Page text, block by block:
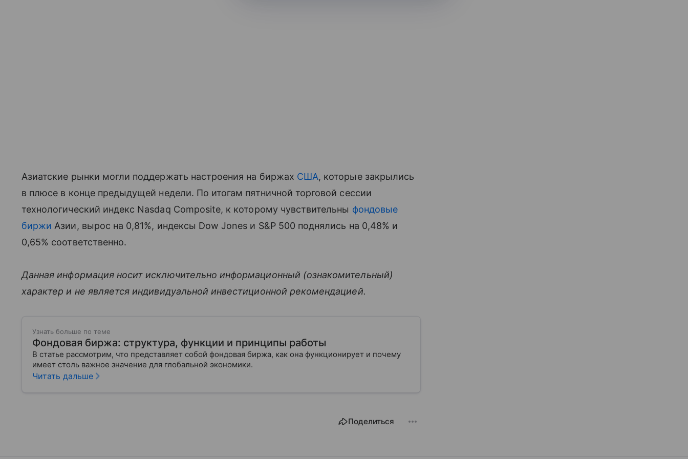
Азиатские рынки могли поддержать настроения на биржах США, которые закрылись
в плюсе в конце предыдущей недели. По итогам пятничной торговой сессии
технологический индекс Nasdaq Composite, к которому чувствительны фондовые
биржи Азии, вырос на 0,81%, индексы Dow Jones и S&P 500 поднялись на 0,48% и
0,65% соответственно.
Данная информация носит исключительно информационный (ознакомительный)
характер и не является индивидуальной инвестиционной рекомендацией.
Узнать больше по теме
Фондовая биржа: структура, функции и принципы работы
В статье рассмотрим, что представляет собой фондовая биржа, как она функционирует и почему
имеет столь важное значение для глобальной экономики.
Читать дальше
Поделиться